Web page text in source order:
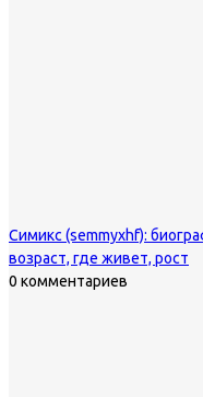
Симикс (semmyxhf):
возраст, где живет, рост
0 комментариев